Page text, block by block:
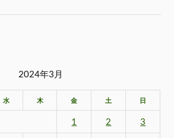
2024年3月
水 木 金 土 日
1 2 3